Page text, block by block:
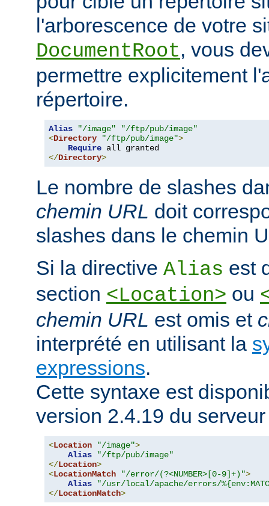
l'arborescence de votre
DocumentRoot, vous
permettre explicitement
répertoire.
Alias "/image"
"/ftp/pub/image"
<Directory "/ftp/pub/image">
Require
</Directory>
Le nombre de slashes
chemin URL doit
slashes dans le chemin
Si la directive Alias est
section <Location> ou
chemin URL est omis et
interprété en utilisant la
expressions.
Cette syntaxe est
version 2.4.19 du
<Location "/image">
Alias
"/ftp/pub/image"
</Location>
<LocationMatch "/error/(?<NUMBER>[0-9]+)">
Alias
"/usr/local/apache/errors/
</LocationMatch>